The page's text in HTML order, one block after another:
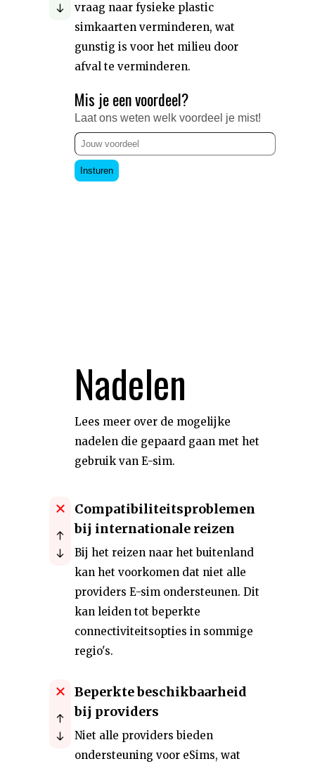
vraag naar fysieke plastic
simkaarten verminderen, wat
gunstig is voor het milieu door
afval te verminderen.
Mis je een voordeel?
Laat ons weten welk voordeel je mist!
Insturen
Nadelen
Lees meer over de mogelijke
nadelen die gepaard gaan met het
gebruik van E-sim.
Compatibiliteitsproblemen
bij internationale reizen
Bij het reizen naar het buitenland
kan het voorkomen dat niet alle
providers E-sim ondersteunen. Dit
kan leiden tot beperkte
connectiviteitsopties in sommige
regio's.
Beperkte beschikbaarheid
bij providers
Niet alle providers bieden
ondersteuning voor eSims, wat